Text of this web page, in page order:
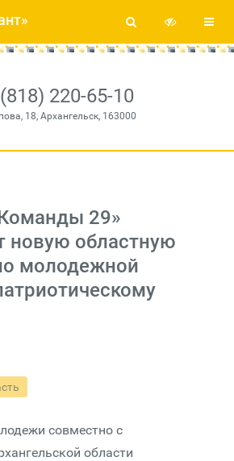
220-65-10
18, Архангельск, 163000
29»
новую областную
молодежной
совместно с
области